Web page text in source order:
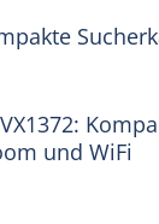
und WiFi